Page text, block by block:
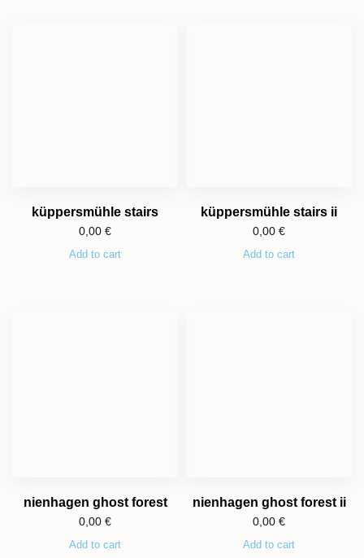
küppersmühle stairs
0,00 €
Add to cart
küppersmühle stairs ii
0,00 €
Add to cart
nienhagen ghost forest
0,00 €
Add to cart
nienhagen ghost forest ii
0,00 €
Add to cart